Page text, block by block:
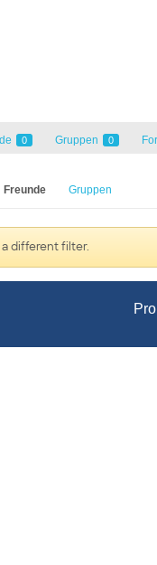
0 Gruppen 0
Freunde Gruppen
different filter.